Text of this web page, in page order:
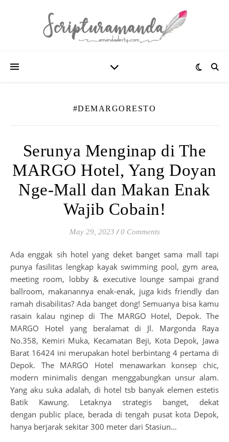
#DEMARGORESTO
Serunya Menginap di The
MARGO Hotel, Yang Doyan
Nge-Mall dan Makan Enak
Wajib Cobain!
May 29, 2023 / 0 Comments
Ada enggak sih hotel yang deket banget sama mall tapi
punya fasilitas lengkap kayak swimming pool, gym area,
meeting room, lobby & executive lounge sampai grand
ballroom, makanannya enak-enak, juga kids friendly dan
ramah disabilitas? Ada banget dong! Semuanya bisa kamu
rasain kalau nginep di The MARGO Hotel, Depok. The
MARGO Hotel yang beralamat di Jl. Margonda Raya
No.358, Kemiri Muka, Kecamatan Beji, Kota Depok, Jawa
Barat 16424 ini merupakan hotel berbintang 4 pertama di
Depok. The MARGO Hotel menawarkan konsep chic,
modern minimalis dengan menggabungkan unsur alam.
Yang aku suka adalah, di hotel tsb banyak elemen estetis
Batik Kawung. Letaknya strategis banget, dekat
dengan public place, berada di tengah pusat kota Depok,
hanya berjarak sekitar 300 meter dari Stasiun…